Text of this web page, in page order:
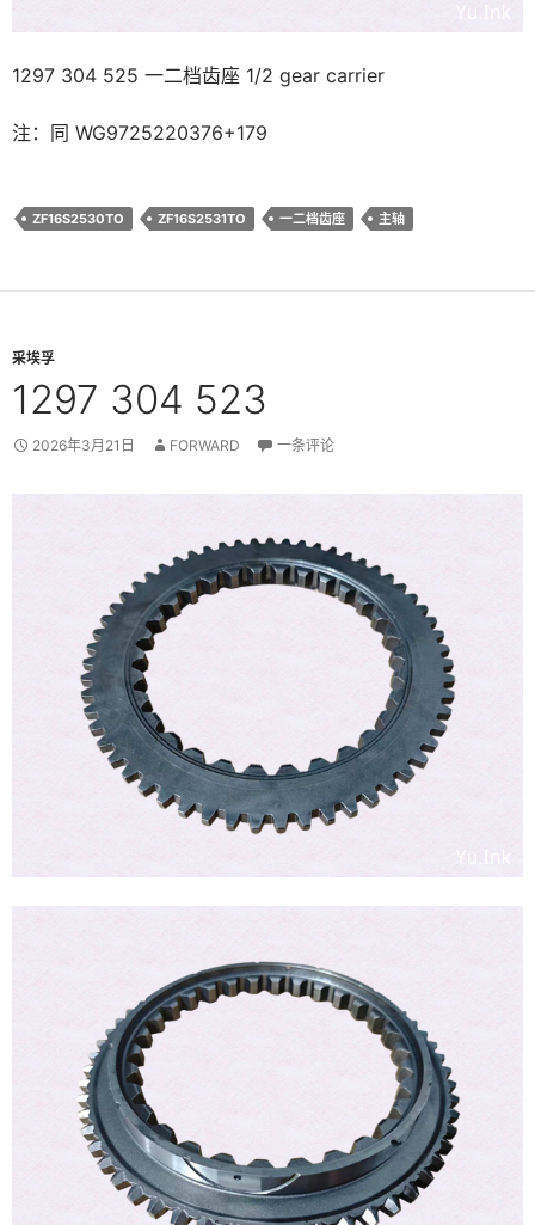
1297 304 525 一二档齿座 1/2 gear carrier
注：同 WG9725220376+179
ZF16S2530TO ZF16S2531TO 一二档齿座 主轴
采埃孚
1297 304 523
2026年3月21日 FORWARD 一条评论